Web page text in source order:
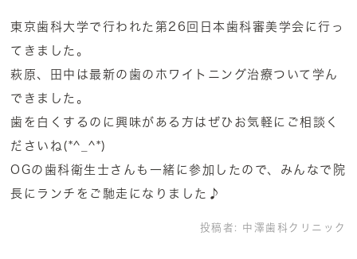
東京歯科大学で行われた第26回日本歯科審美学会に行っ
てきました。
萩原、田中は最新の歯のホワイトニング治療ついて学ん
できました。
歯を白くするのに興味がある方はぜひお気軽にご相談く
ださいね(*^_^*)
OGの歯科衛生士さんも一緒に参加したので、みんなで院
長にランチをご馳走になりました♪
投稿者: 中澤歯科クリニック